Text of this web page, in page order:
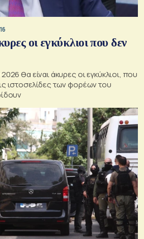
οι εγκύκλιοι που δεν
θα είναι άκυρες οι εγκύκλιοι, που
ιστοσελίδες των φορέων του